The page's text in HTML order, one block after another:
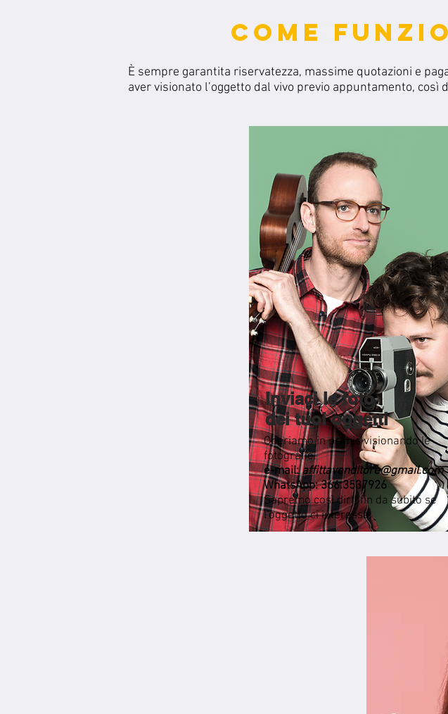
COME
È sempre garantita riservatezza, massime quotazioni e
aver visionato l’oggetto dal vivo previo appuntamento, così
Inviaci le foto
dei tuoi oggetti
Operiamo in primis visionando le
fotografie.
e-mail:affittavenditore@gmail.com
WhatsApp: 366.3537926
Sapremo così dirti fin da subito se
l'oggetto ci interessa.